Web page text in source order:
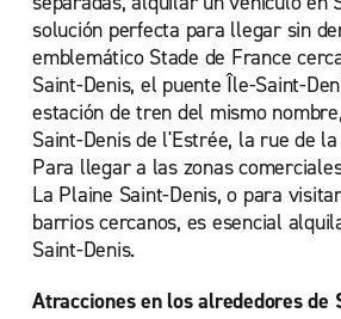
solución perfecta para llegar sin
emblemático Stade de France
Saint-Denis, el puente Île-Saint-
estación de tren del mismo
Saint-Denis de l'Estrée, la rue de
Para llegar a las zonas
La Plaine Saint-Denis, o para
barrios cercanos, es esencial
Saint-Denis.
Atracciones en los alrededores de